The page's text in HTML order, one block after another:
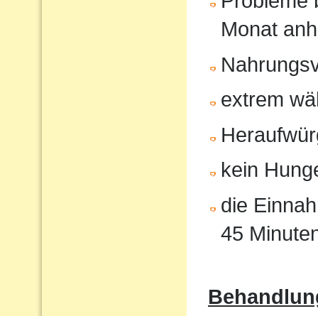
Monat
extrem
kein
die
45